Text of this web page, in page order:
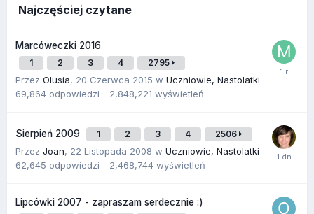
Najczęściej czytane
Marcóweczki 2016
1 2 3 4 2795
Przez Olusia, 20 Czerwca 2015 w Uczniowie, Nastolatki
69,864 odpowiedzi 2,848,221 wyświetleń
Sierpień 2009 1 2 3 4 2506
Przez Joan, 22 Listopada 2008 w Uczniowie, Nastolatki
62,645 odpowiedzi 2,468,744 wyświetleń
Lipcówki 2007 - zapraszam serdecznie :)